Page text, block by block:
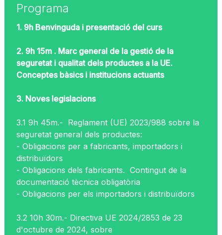
Programa
1. 9h Benvinguda i presentació del curs
2. 9h 15m . Marc general de la gestió de la
seguretat i qualitat dels productes a la UE.
Conceptes bàsics i institucions actuants
3. Noves legislacions
3.1 9h 45m.- Reglament (UE) 2023/988 sobre la
seguretat general dels productes:
- Obligacions per a fabricants, importadors i
distribuïdors
- Obligacions dels fabricants. Contingut de la
documentació tècnica obligatòria
- Obligacions per els importadors i distribuïdors
3.2 10h 30m.- Directiva UE 2024/2853 de 23
d'octubre de 2024, sobre